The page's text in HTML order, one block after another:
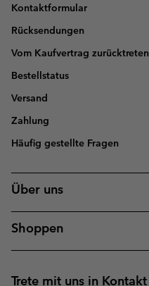
Kontaktformular
Rücksendungen
Vom Kaufvertrag zurücktreten
Bestellstatus
Versand
Zahlung
Häufig gestellte Fragen
Über uns
Shoppen
Trete mit uns in Kontakt